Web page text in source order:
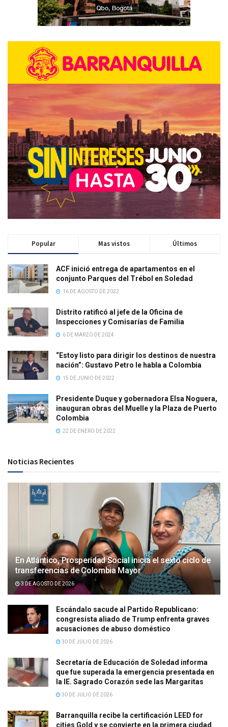
Popular Mas vistos Últimos
ACF inició entrega de apartamentos en el
conjunto Parques del Trébol en Soledad
16 DE AGOSTO DE 2022
Distrito ratificó al jefe de la Oficina de
Inspecciones y Comisarías de Familia
6 DE MARZO DE 2024
“Estoy listo para dirigir los destinos de nuestra
nación”: Gustavo Petro le habla a Colombia
15 DE JUNIO DE 2022
Presidente Duque y gobernadora Elsa Noguera,
inauguran obras del Muelle y la Plaza de Puerto
Colombia
22 DE ENERO DE 2022
Noticias Recientes
En Atlántico, Prosperidad Social inicia el sexto ciclo de
transferencias de Colombia Mayor
3 DE AGOSTO DE 2026
Escándalo sacude al Partido Republicano:
congresista aliado de Trump enfrenta graves
acusaciones de abuso doméstico
30 DE JULIO DE 2026
Secretaría de Educación de Soledad informa
que fue superada la emergencia presentada en
la IE. Sagrado Corazón sede las Margaritas
30 DE JULIO DE 2026
Barranquilla recibe la certificación LEED for
cities Gold y se convierte en la primera ciudad